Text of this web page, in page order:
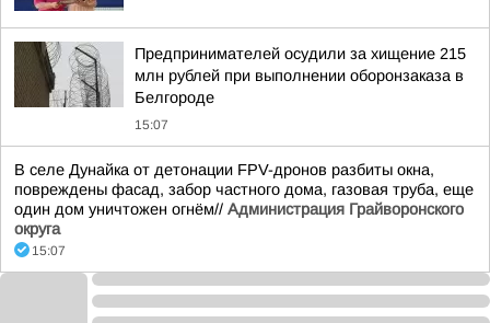
Предпринимателей осудили за хищение 215
млн рублей при выполнении оборонзаказа в
Белгороде
15:07
В селе Дунайка от детонации FPV-дронов разбиты окна,
повреждены фасад, забор частного дома, газовая труба, еще
один дом уничтожен огнём// Администрация Грайворонского
округа
15:07